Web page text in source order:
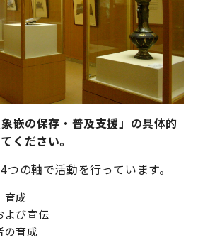
象嵌の保存・普及支援」の具体的
ください。
の軸で活動を行っています。
育成
よび宣伝
の育成